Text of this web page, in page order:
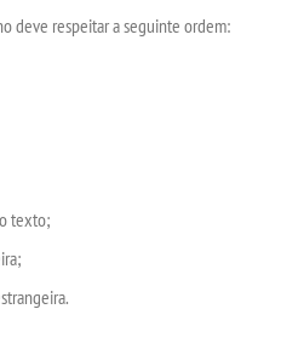
deve respeitar a seguinte ordem:
texto;